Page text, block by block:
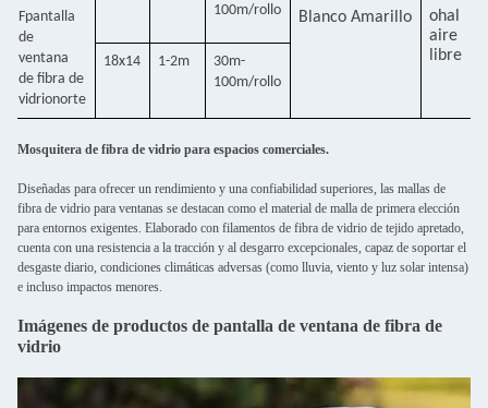
Fpantalla
de
ventana
de fibra de
vidrionorte
100m/rollo
Blanco Amarillo
ohal
aire
libre
18x14 1-2m
30m-
100m/rollo
Mosquitera de fibra de vidrio para espacios comerciales.
Diseñadas para ofrecer un rendimiento y una confiabilidad superiores, las mallas de
fibra de vidrio para ventanas se destacan como el material de malla de primera elección
para entornos exigentes. Elaborado con filamentos de fibra de vidrio de tejido apretado,
cuenta con una resistencia a la tracción y al desgarro excepcionales, capaz de soportar el
desgaste diario, condiciones climáticas adversas (como lluvia, viento y luz solar intensa)
e incluso impactos menores.
Imágenes de productos de pantalla de ventana de fibra de
vidrio